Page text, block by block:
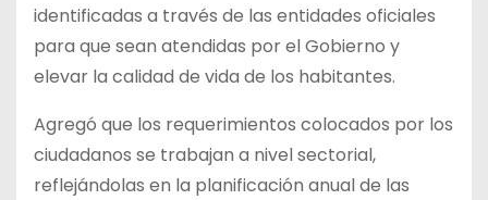
identificadas a través de las entidades oficiales
para que sean atendidas por el Gobierno y
elevar la calidad de vida de los habitantes.
Agregó que los requerimientos colocados por los
ciudadanos se trabajan a nivel sectorial,
reflejándolas en la planificación anual de las